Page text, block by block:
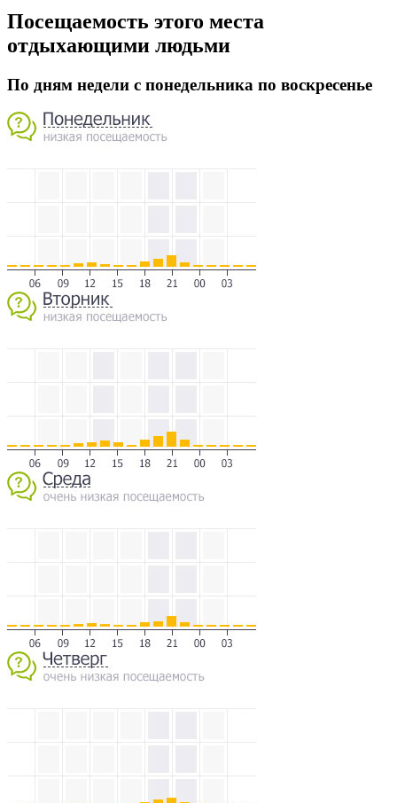
Посещаемость этого места
отдыхающими людьми
По дням недели с понедельника по воскресенье